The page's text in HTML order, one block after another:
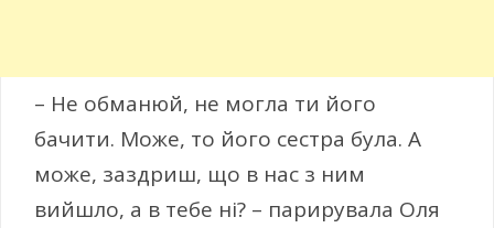
– Не обманюй, не могла ти його
бачити. Може, то його сестра була. А
може, заздриш, що в нас з ним
вийшло, а в тебе ні? – парирувала Оля